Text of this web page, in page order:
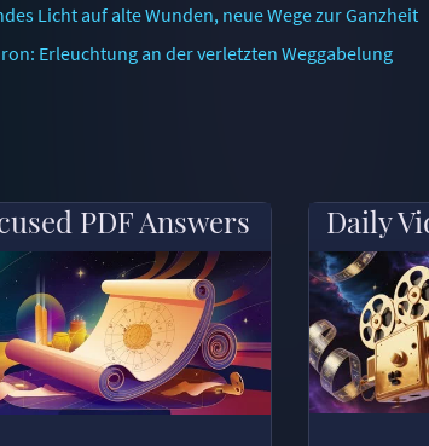
Licht auf alte Wunden, neue Wege zur Ganzheit
Erleuchtung an der verletzten Weggabelung
PDF Answers Daily